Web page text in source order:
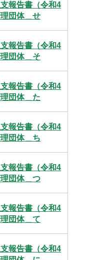
報告書（令和4
団体＿せ
報告書（令和4
団体＿そ
報告書（令和4
団体＿た
報告書（令和4
団体＿ち
報告書（令和4
団体＿つ
報告書（令和4
団体＿て
報告書（令和4